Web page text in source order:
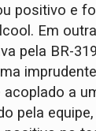
positivo e
Em
pela BR-319
a
pela